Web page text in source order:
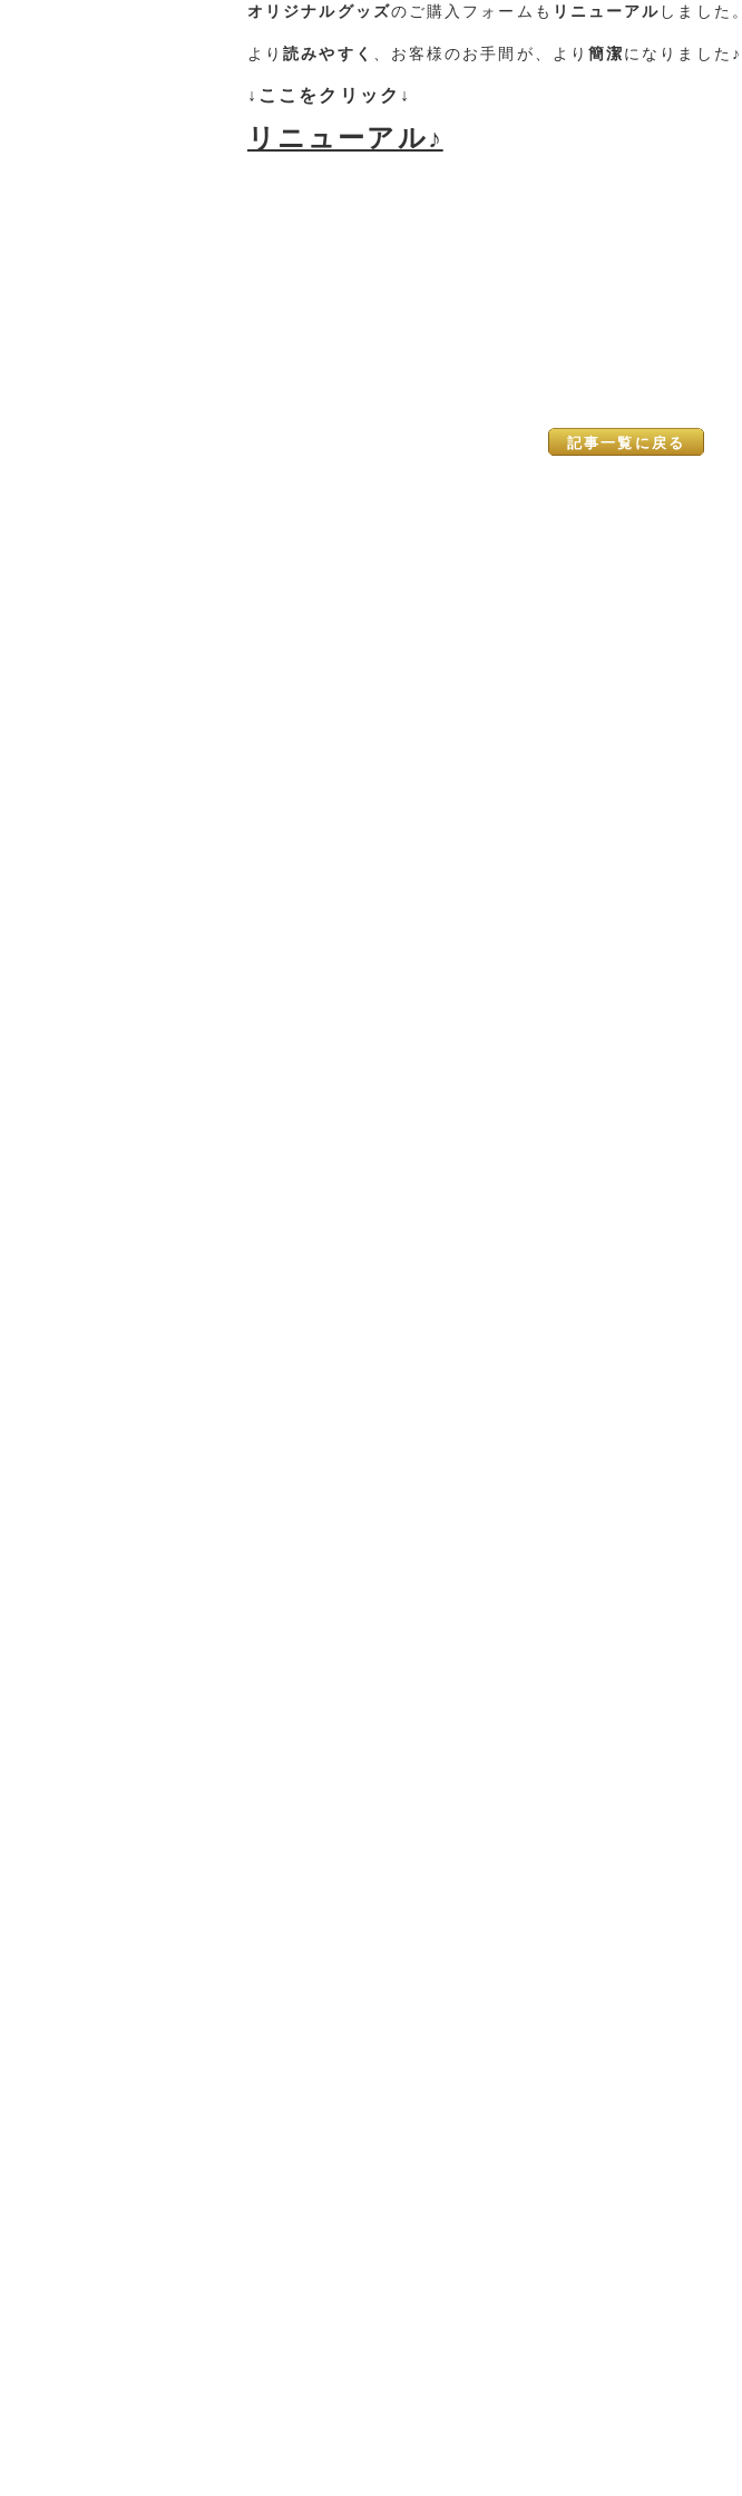
オリジナルグッズのご購入フォームも リニューアル しました。
より読みやすく 、お客様のお手間が、より 簡潔になりました♪
↓ここをクリック↓
リニューアル♪
記事一覧に戻る